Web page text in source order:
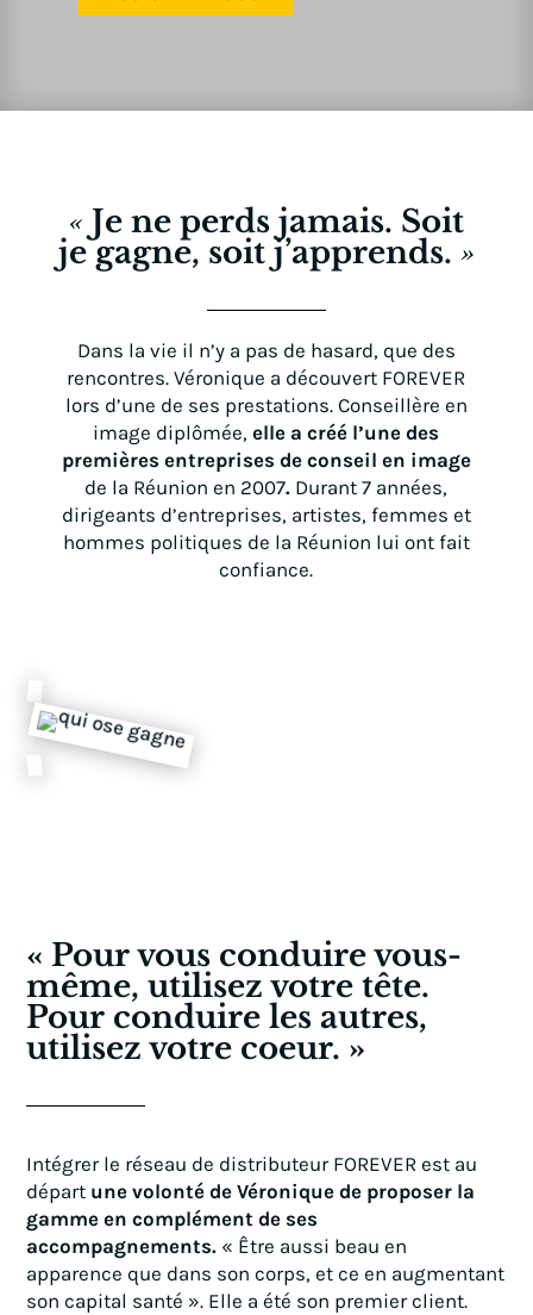
« Je ne perds jamais. Soit
je gagne, soit j’apprends. »
Dans la vie il n’y a pas de hasard, que des
rencontres. Véronique a découvert FOREVER
lors d’une de ses prestations. Conseillère en
image diplômée,elle a créé l’une des
premières entreprises de conseil en image
de la Réunion en 2007. Durant 7 années,
dirigeants d’entreprises, artistes, femmes et
hommes politiques de la Réunion lui ont fait
confiance.
« Pour vous conduire vous-
même, utilisez votre tête.
Pour conduire les autres,
utilisez votre coeur. »
Intégrer le réseau de distributeur FOREVER est au
départ une volonté de Véronique de proposer la
gamme en complément de ses
accompagnements. « Être aussi beau en
apparence que dans son corps, et ce en augmentant
son capital santé ». Elle a été son premier client.